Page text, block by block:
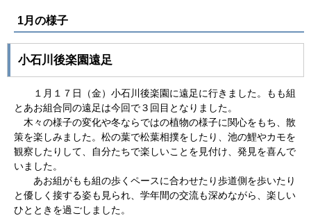
1月の様子
小石川後楽園遠足
１月１７日（金）小石川後楽園に遠足に行きました。もも組
とあお組合同の遠足は今回で３回目となりました。
木々の様子の変化や冬ならではの植物の様子に関心をもち、散
策を楽しみました。松の葉で松葉相撲をしたり、池の鯉やカモを
観察したりして、自分たちで楽しいことを見付け、発見を喜んで
いました。
あお組がもも組の歩くペースに合わせたり歩道側を歩いたり
と優しく接する姿も見られ、学年間の交流も深めながら、楽しい
ひとときを過ごしました。